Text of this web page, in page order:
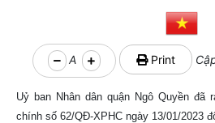
A Print
Uỷ ban Nhân dân quận Ngô Quyền đã
chính số 62/QĐ-XPHC ngày 13/01/2023